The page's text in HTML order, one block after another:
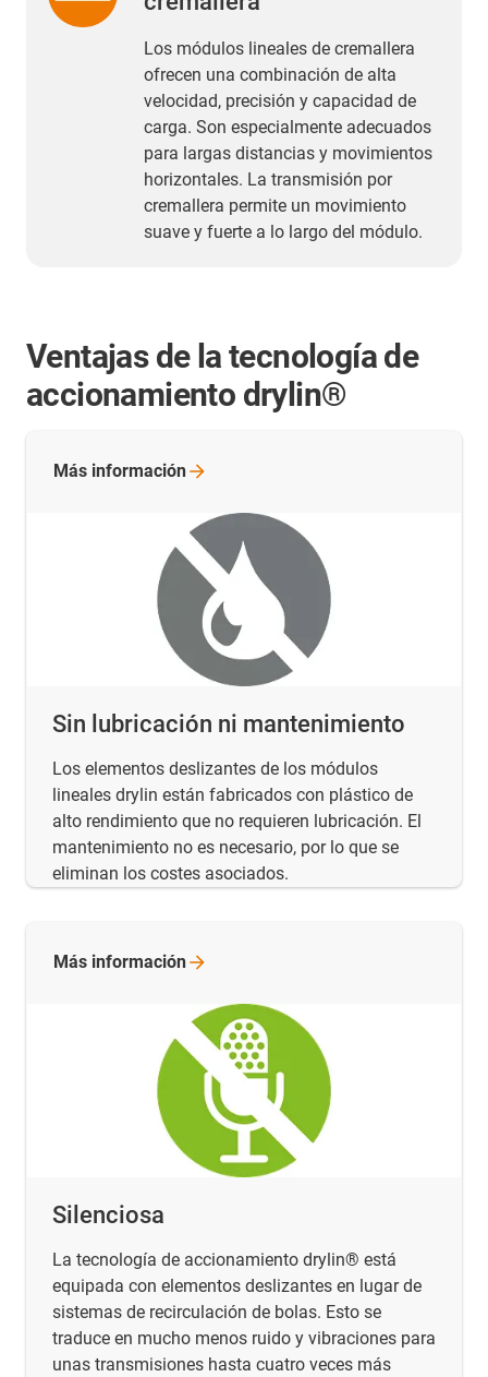
Los módulos lineales de cremallera
ofrecen una combinación de alta
velocidad, precisión y capacidad de
carga. Son especialmente adecuados
para largas distancias y movimientos
horizontales. La transmisión por
cremallera permite un movimiento
suave y fuerte a lo largo del módulo.
Ventajas de la tecnología de
accionamiento drylin®
Sin lubricación ni mantenimiento
Los elementos deslizantes de los módulos
lineales drylin están fabricados con plástico de
alto rendimiento que no requieren lubricación. El
mantenimiento no es necesario, por lo que se
eliminan los costes asociados.
Más información
Silenciosa
La tecnología de accionamiento drylin® está
equipada con elementos deslizantes en lugar de
sistemas de recirculación de bolas. Esto se
traduce en mucho menos ruido y vibraciones para
unas transmisiones hasta cuatro veces más
Más información